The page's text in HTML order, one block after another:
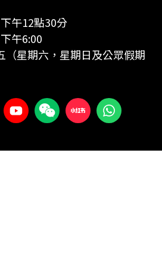
午12點30分
午6:00
（星期六，星期日及公眾假期